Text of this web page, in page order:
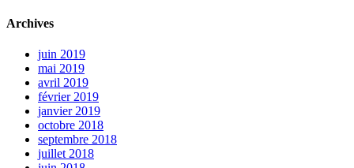
Archives
juin 2019
mai 2019
avril 2019
février 2019
janvier 2019
octobre 2018
septembre 2018
juillet 2018